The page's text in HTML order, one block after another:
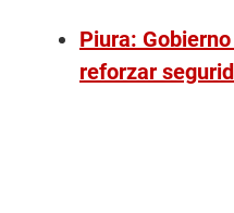
Piura:
reforzar